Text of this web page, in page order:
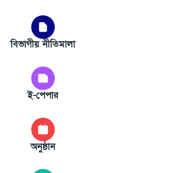
বিভাগীয় নীতিমালা
ই-পেপার
অনুষ্ঠান